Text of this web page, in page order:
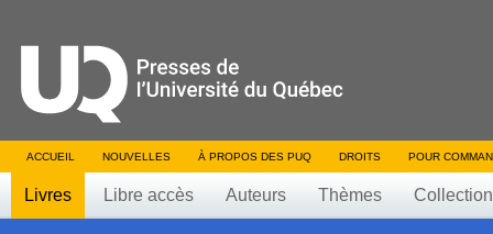
ACCUEIL NOUVELLES À PROPOS DES PUQ DROITS POUR
Livres Libre accès Auteurs Thèmes